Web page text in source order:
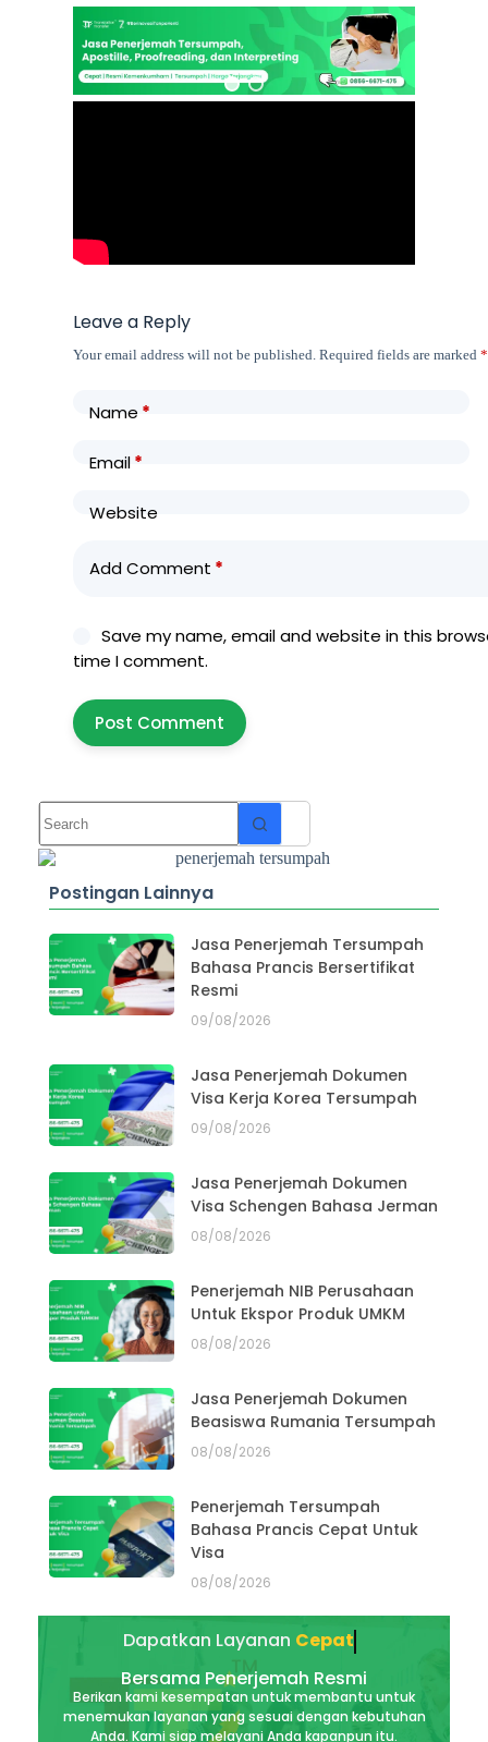
Leave a Reply
Your email address will not be published. Required fields are marked*
Name*
Email*
Website
Add Comment *
Save my name, email and website in this
time I comment.
Post Comment
Postingan Lainnya
Jasa Penerjemah Tersumpah
Bahasa Prancis Bersertifikat
Resmi
09/08/2026
Jasa Penerjemah Dokumen
Visa Kerja Korea Tersumpah
09/08/2026
Jasa Penerjemah Dokumen
Visa Schengen Bahasa Jerman
08/08/2026
Penerjemah NIB Perusahaan
Untuk Ekspor Produk UMKM
08/08/2026
Jasa Penerjemah Dokumen
Beasiswa Rumania Tersumpah
08/08/2026
Penerjemah Tersumpah
Bahasa Prancis Cepat Untuk
Visa
08/08/2026
Dapatkan LayananCepat
Bersama Penerjemah Resmi
Berikan kami kesempatan untuk membantu untuk
menemukan layanan yang sesuai dengan kebutuhan
Anda. Kami siap melayani Anda kapanpun itu.